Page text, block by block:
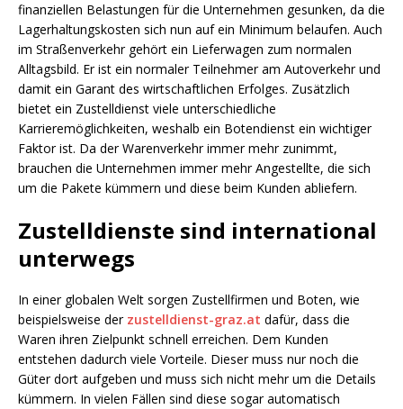
finanziellen Belastungen für die Unternehmen gesunken, da die
Lagerhaltungskosten sich nun auf ein Minimum belaufen. Auch
im Straßenverkehr gehört ein Lieferwagen zum normalen
Alltagsbild. Er ist ein normaler Teilnehmer am Autoverkehr und
damit ein Garant des wirtschaftlichen Erfolges. Zusätzlich
bietet ein Zustelldienst viele unterschiedliche
Karrieremöglichkeiten, weshalb ein Botendienst ein wichtiger
Faktor ist. Da der Warenverkehr immer mehr zunimmt,
brauchen die Unternehmen immer mehr Angestellte, die sich
um die Pakete kümmern und diese beim Kunden abliefern.
Zustelldienste sind international
unterwegs
In einer globalen Welt sorgen Zustellfirmen und Boten, wie
beispielsweise der zustelldienst-graz.at dafür, dass die
Waren ihren Zielpunkt schnell erreichen. Dem Kunden
entstehen dadurch viele Vorteile. Dieser muss nur noch die
Güter dort aufgeben und muss sich nicht mehr um die Details
kümmern. In vielen Fällen sind diese sogar automatisch